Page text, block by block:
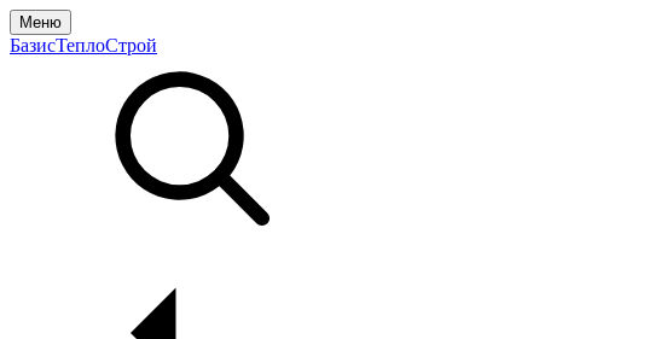
Меню
БазисТеплоСтрой